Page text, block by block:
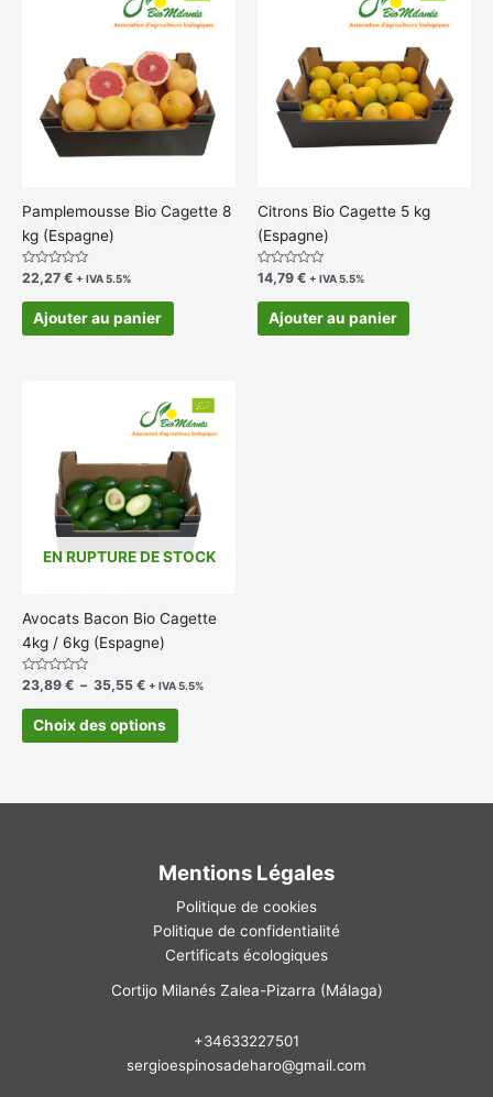
Pamplemousse Bio Cagette 8
kg (Espagne)
Note
0
sur
22,27 € + IVA 5.5%
Ajouter au panier
Citrons Bio Cagette 5 kg
(Espagne)
Note
0
sur
14,79 € + IVA 5.5%
Ajouter au panier
EN RUPTURE DE STOCK
Avocats Bacon Bio Cagette
4kg / 6kg (Espagne)
Note
0
sur
23,89 € – 35,55 €
de
prix :
23,89 €
35,55 €
+ IVA 5.5%
Choix des options
produit
a
plusieurs
variations.
Les
options
peuvent
choisies
page
du
Mentions Légales
Politique de cookies
Politique de confidentialité
Certificats écologiques
Cortijo Milanés Zalea-Pizarra (Málaga)
+34633227501
sergioespinosadeharo@gmail.com